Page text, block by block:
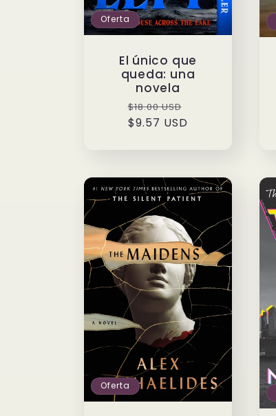
Oferta
El único que
queda: una
novela
Precio
habitual
$18.00 USD
$9.57 USD
Oferta